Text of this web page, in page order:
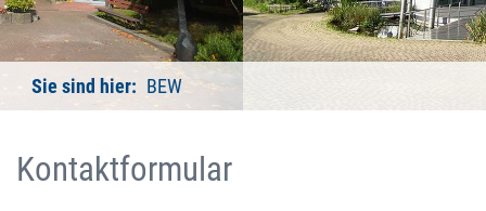
Sie sind hier: BEW
Kontaktformular